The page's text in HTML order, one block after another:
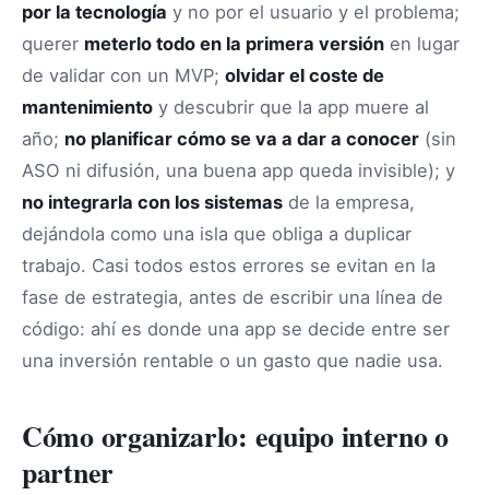
por la tecnología y no por el usuario y el problema;
querer meterlo todo en la primera versión en lugar
de validar con un MVP; olvidar el coste de
mantenimiento y descubrir que la app muere al
año; no planificar cómo se va a dar a conocer (sin
ASO ni difusión, una buena app queda invisible); y
no integrarla con los sistemas de la empresa,
dejándola como una isla que obliga a duplicar
trabajo. Casi todos estos errores se evitan en la
fase de estrategia, antes de escribir una línea de
código: ahí es donde una app se decide entre ser
una inversión rentable o un gasto que nadie usa.
Cómo organizarlo: equipo interno o
partner